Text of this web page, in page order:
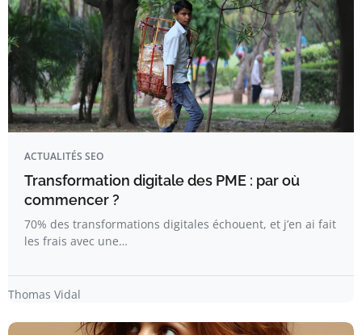
ACTUALITÉS SEO
Transformation digitale des PME : par où
commencer ?
70% des transformations digitales échouent, et j’en ai fait
les frais avec une…
Thomas Vidal